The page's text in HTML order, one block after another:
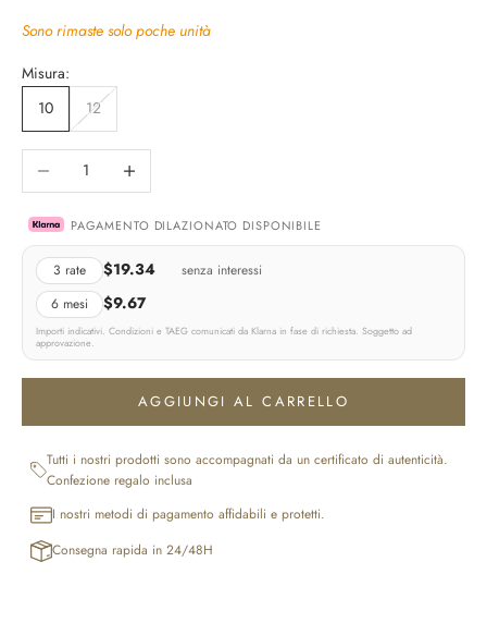
Sono rimaste solo poche unità
Misura:
10
12
Diminuisci quantitàAumenta quantità
PAGAMENTO DILAZIONATO DISPONIBILE
3 rate $19.34
senza interessi
6 mesi
$9.67
Importi indicativi. Condizioni e TAEG comunicati da Klarna in fase di richiesta. Soggetto ad
approvazione.
AGGIUNGI AL CARRELLO
Tutti i nostri prodotti sono accompagnati da un certificato di autenticità.
Confezione regalo inclusa
I nostri metodi di pagamento affidabili e protetti.
Consegna rapida in 24/48H